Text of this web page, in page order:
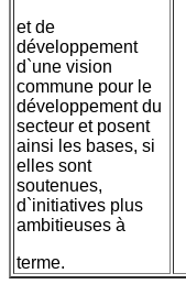
et de
développement
d`une vision
commune pour le
développement du
secteur et posent
ainsi les bases, si
elles sont
soutenues,
d`initiatives plus
ambitieuses à
terme.